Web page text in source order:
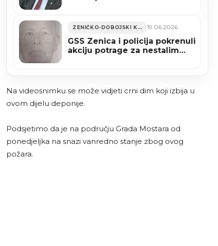
ZENIČKO-DOBOJSKI KANTON 19.06.2026
GSS Zenica i policija pokrenuli
akciju potrage za nestalim
Na videosnimku se može vidjeti crni dim koji izbija u
ovom dijelu deponije.
Podsjetimo da je na području Grada Mostara od
ponedjeljka na snazi vanredno stanje zbog ovog
požara.